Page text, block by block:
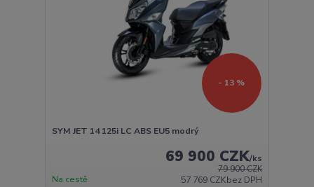
- 13 %
SYM JET 14 125i LC ABS EU5 modrý
79 900 CZK
69 900 CZK/ks
57 769 CZKbez DPH
Na cestě